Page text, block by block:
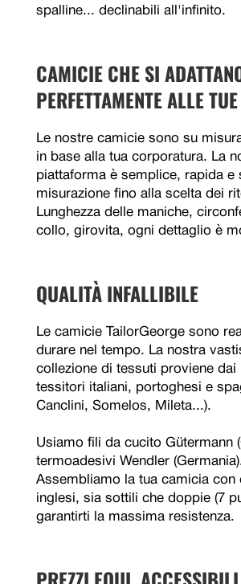
spalline... declinabili all'infinito.
CAMICIE CHE SI
PERFETTAMENTE ALLE
Le nostre camicie sono su
in base alla tua corporatura. La
piattaforma è semplice, rapida e
misurazione fino alla scelta dei
Lunghezza delle maniche,
collo, girovita, ogni dettaglio è
QUALITÀ INFALLIBILE
Le camicie TailorGeorge sono
durare nel tempo. La nostra
collezione di tessuti proviene dai
tessitori italiani, portoghesi e
Canclini, Somelos, Mileta...).
Usiamo fili da cucito Gütermann
termoadesivi Wendler
Assembliamo la tua camicia con
inglesi, sia sottili che doppie (7
garantirti la massima resistenza.